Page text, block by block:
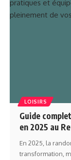
LOISIRS
Guide
en 2025 au
En 2025, la
transformation,